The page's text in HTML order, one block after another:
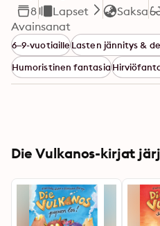
8 Lapset Saksa
Avainsanat
6–9-vuotiailleLasten jännitys &
Humoristinen fantasia
Die Vulkanos-kirjat